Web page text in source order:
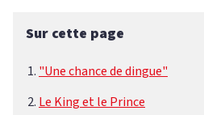
Sur cette page
"Une chance de dingue"
Le King et le Prince